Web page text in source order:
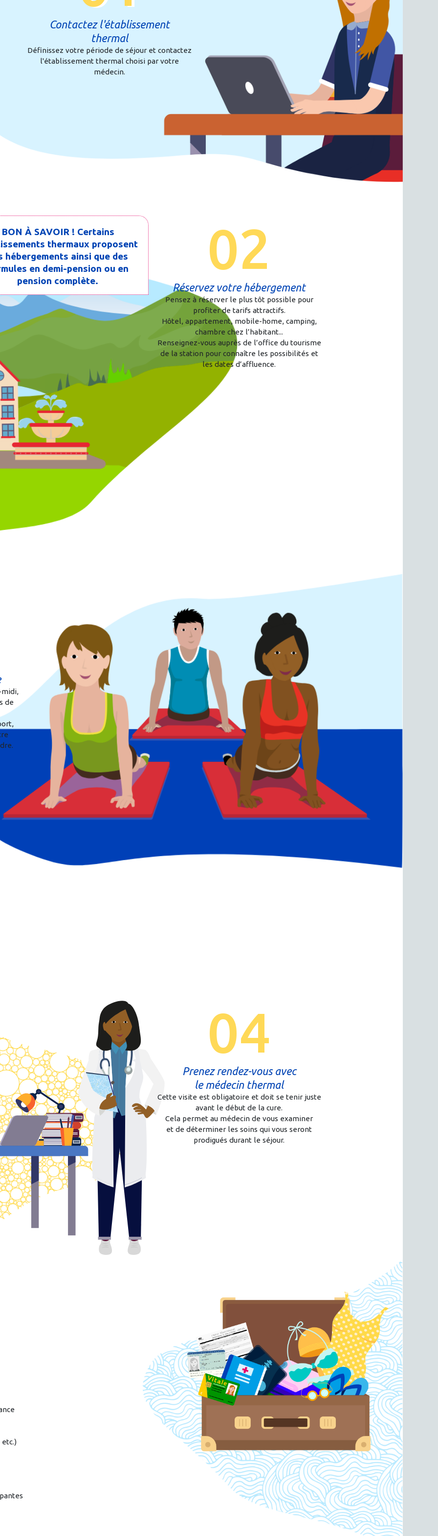
Contactez l'établissement
thermal
Définissez votre période de séjour et contactez
l'établissement thermal choisi par votre
médecin.
02
Réservez votre hébergement
Pensez à réserver le plus tôt possible pour
profiter de tarifs attractifs.
Hôtel, appartement, mobile-home, camping,
chambre chez l’habitant...
Renseignez-vous auprès de l’office du tourisme
de la station pour connaître les possibilités et
les dates d’affluence.
BON À SAVOIR ! Certains
thermaux proposent
hébergements ainsi que des
en demi-pension ou en
pension complète.
midi,
de
04
Prenez rendez-vous avec
le médecin thermal
Cette visite est obligatoire et doit se tenir juste
avant le début de la cure.
Cela permet au médecin de vous examiner
et de déterminer les soins qui vous seront
prodigués durant le séjour.
etc.)